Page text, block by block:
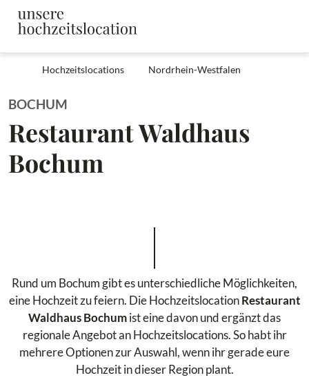
Hochzeitslocations Nordrhein-Westfalen
BOCHUM
Restaurant Waldhaus
Bochum
Rund um Bochum gibt es unterschiedliche Möglichkeiten,
eine Hochzeit zu feiern. Die HochzeitslocationRestaurant
Waldhaus Bochumist eine davon und ergänzt das
regionale Angebot an Hochzeitslocations. So habt ihr
mehrere Optionen zur Auswahl, wenn ihr gerade eure
Hochzeit in dieser Region plant.